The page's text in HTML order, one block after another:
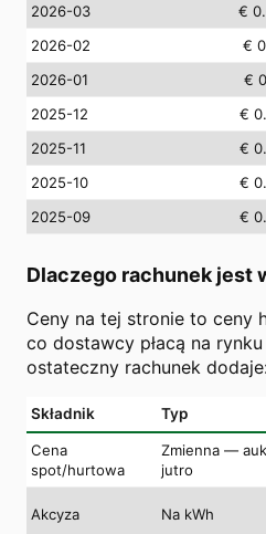
2026-03
€
2026-02
€
2026-01
€
2025-12
€
2025-11
€
2025-10
€
2025-09
€
Dlaczego rachunek jest
Ceny na tej stronie to
co dostawcy płacą na
ostateczny rachunek
Składnik Typ
Cena
spot/hurtowa
Zmienna —
jutro
Akcyza Na kWh